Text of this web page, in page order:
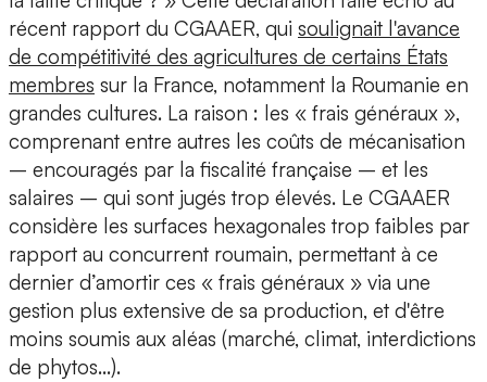
récent rapport du CGAAER, qui soulignait l'avance
de compétitivité des agricultures de certains États
membres sur la France, notamment la Roumanie en
grandes cultures. La raison : les « frais généraux »,
comprenant entre autres les coûts de mécanisation
– encouragés par la fiscalité française – et les
salaires – qui sont jugés trop élevés. Le CGAAER
considère les surfaces hexagonales trop faibles par
rapport au concurrent roumain, permettant à ce
dernier d’amortir ces « frais généraux » via une
gestion plus extensive de sa production, et d'être
moins soumis aux aléas (marché, climat, interdictions
de phytos…).